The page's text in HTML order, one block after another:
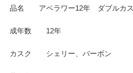
品名 アベラワー12年 ダブルカス
成年数 12年
カスク シェリー、バーボン